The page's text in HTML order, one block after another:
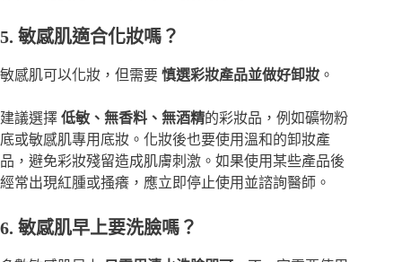
5. 敏感肌適合化妝嗎？
敏感肌可以化妝，但需要 慎選彩妝產品並做好卸妝 。
建議選擇 低敏、無香料、無酒精的彩妝品，例如礦物粉
底或敏感肌專用底妝。化妝後也要使用溫和的卸妝產
品，避免彩妝殘留造成肌膚刺激。如果使用某些產品後
經常出現紅腫或搔癢，應立即停止使用並諮詢醫師。
6. 敏感肌早上要洗臉嗎？